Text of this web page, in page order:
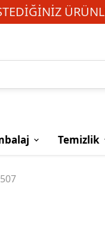
Temizlik